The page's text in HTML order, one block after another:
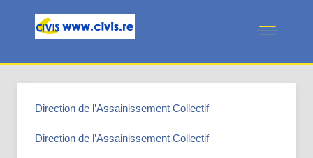
Direction de l’Assainissement Collectif
Direction de l’Assainissement Collectif